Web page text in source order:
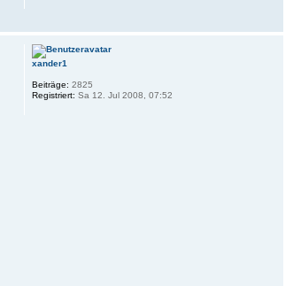
xander1
Beiträge: 2825
Registriert: Sa 12. Jul 2008, 07:52